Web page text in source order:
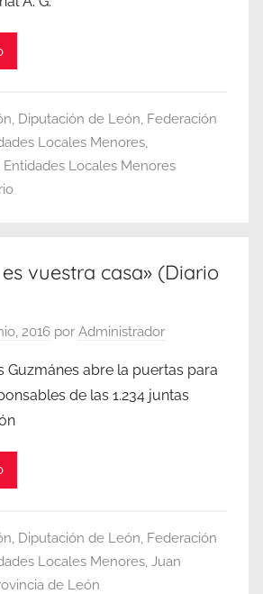
, Diputación de León, Federación
Locales Menores,
Locales Menores
vuestra casa» (Diario
2016 por Administrador
Guzmánes abre la puertas para
de las 1.234 juntas
, Diputación de León, Federación
Locales Menores, Juan
de León